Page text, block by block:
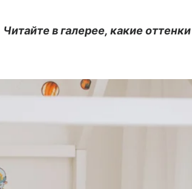
в галерее, какие оттенки